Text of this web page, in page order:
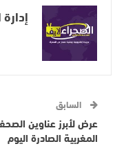
السابق
عرض لأبرز عناوين
المغربية الصادرة اليوم